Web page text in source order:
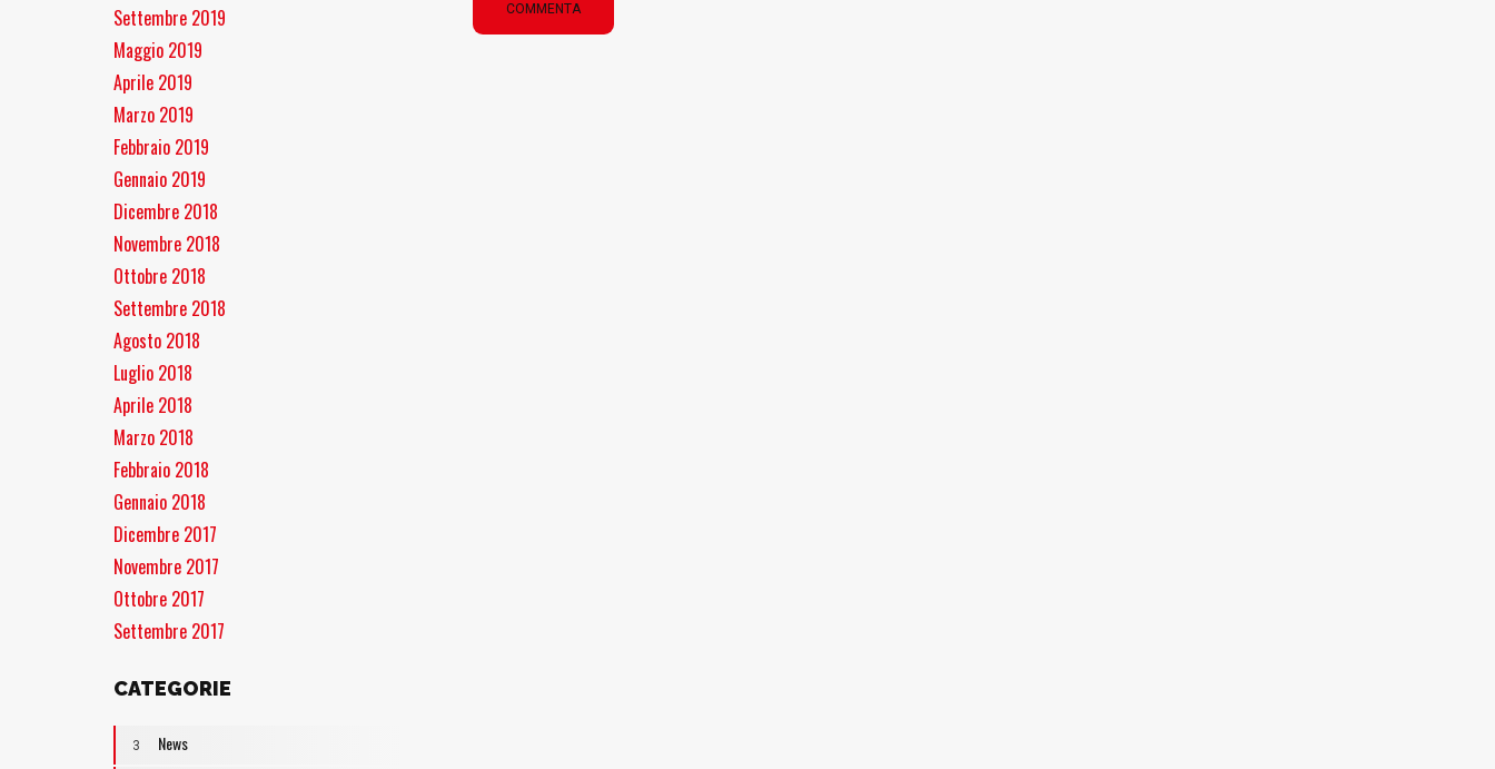
COMMENTA
Settembre 2019
Maggio 2019
Aprile 2019
Marzo 2019
Febbraio 2019
Gennaio 2019
Dicembre 2018
Novembre 2018
Ottobre 2018
Settembre 2018
Agosto 2018
Luglio 2018
Aprile 2018
Marzo 2018
Febbraio 2018
Gennaio 2018
Dicembre 2017
Novembre 2017
Ottobre 2017
Settembre 2017
CATEGORIE
3 News